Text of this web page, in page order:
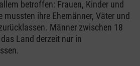
betroffen: Frauen, Kinder und
mussten ihre Ehemänner, Väter und
Männer zwischen 18
Land derzeit nur in